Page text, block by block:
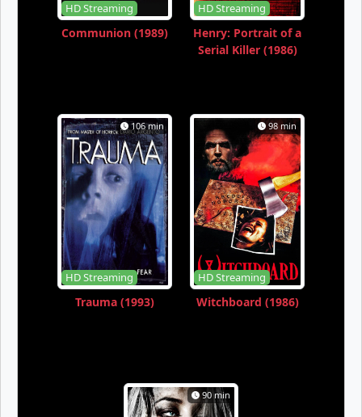
HD Streaming
Communion (1989)
HD Streaming
Henry: Portrait of a
Serial Killer (1986)
106 min
HD Streaming
Trauma (1993)
98 min
HD Streaming
Witchboard (1986)
90 min